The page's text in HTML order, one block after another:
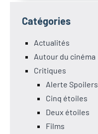
Catégories
Actualités
Autour du cinéma
Critiques
Alerte Spoilers
Cinq étoiles
Deux étoiles
Films